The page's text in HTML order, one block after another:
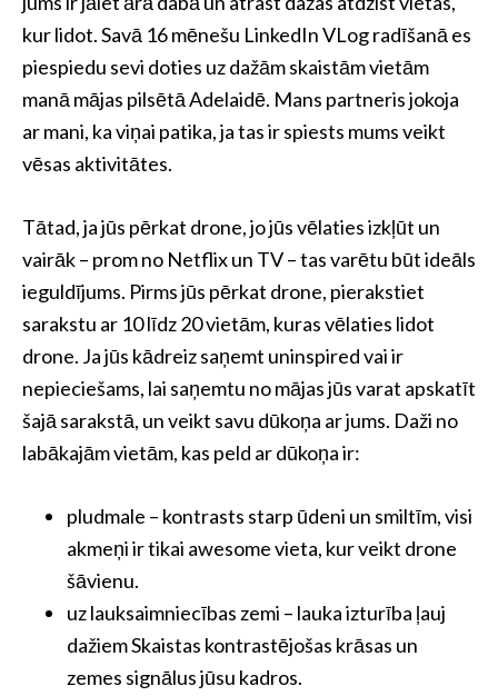
kur lidot. Savā 16 mēnešu LinkedIn VLog radīšanā es
piespiedu sevi doties uz dažām skaistām vietām
manā mājas pilsētā Adelaidē. Mans partneris jokoja
ar mani, ka viņai patika, ja tas ir spiests mums veikt
vēsas aktivitātes.
Tātad, ja jūs pērkat drone, jo jūs vēlaties izkļūt un
vairāk – prom no Netflix un TV – tas varētu būt ideāls
ieguldījums. Pirms jūs pērkat drone, pierakstiet
sarakstu ar 10 līdz 20 vietām, kuras vēlaties lidot
drone. Ja jūs kādreiz saņemt uninspired vai ir
nepieciešams, lai saņemtu no mājas jūs varat apskatīt
šajā sarakstā, un veikt savu dūkoņa ar jums. Daži no
labākajām vietām, kas peld ar dūkoņa ir:
pludmale – kontrasts starp ūdeni un smiltīm, visi
akmeņi ir tikai awesome vieta, kur veikt drone
šāvienu.
uz lauksaimniecības zemi – lauka izturība ļauj
dažiem Skaistas kontrastējošas krāsas un
zemes signālus jūsu kadros.